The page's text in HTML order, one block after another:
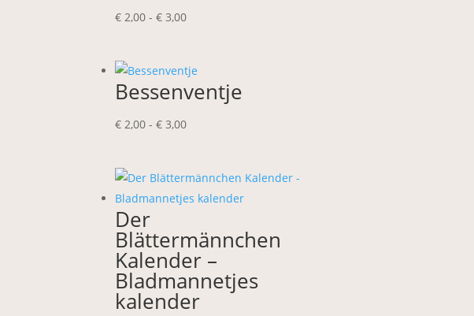
€ 2,00 - € 3,00Prijsklasse:
€ 3,00
Bessenventje
€ 2,00 - € 3,00Prijsklasse:
€ 3,00
Der
Blättermännchen
Kalender –
Bladmannetjes
kalender